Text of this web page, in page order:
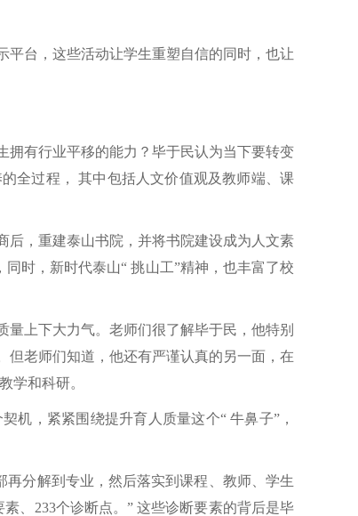
平台，这些活动让学生重塑自信的同时，也让
拥有行业平移的能力？毕于民认为当下要转变
全过程，
其中包括人文价值观及教师端、课
后，重建泰山书院，并将书院建设成为 人文素
时，新时代泰山“ 挑山工”精神，也丰富了校
上下大力气。老师们很了解毕于民，他特别
但老师们知道，他还有严谨认真的另一面，在
学和科研。
机，紧紧围绕提升育人质量这个“ 牛鼻子”，
分解到专业，然后落实到课程、教师、学生
、233个诊断点。” 这些诊断要素的背后是毕